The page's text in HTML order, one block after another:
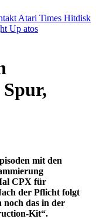
Atari Times Hitdisk
Up atos
mit den
CPX für
der Pflicht folgt
das in der
Kit“.